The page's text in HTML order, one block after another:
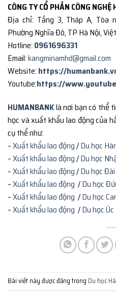
CÔNG TY CỔ PHẦN CÔNG
Địa chỉ: Tầng 3, Tháp A, Tòa
Phường Nghĩa Đô, TP Hà Nội,
Hotline: 0961696331
Email:kangminamhd@gmail.com
Website: https://
Youtube:https://
HUMANBANKlà nơi bạn có thể
học và xuất khẩu lao động của
cụ thể như:
–Xuất khẩu lao động/Du học
–Xuất khẩu lao động/Du học
–Xuất khẩu lao động/Du học
–Xuất khẩu lao động /Du học
–Xuất khẩu lao động /Du học
–Xuất khẩu lao động /Du học Úc
Bài viết này được đăng trong Du học